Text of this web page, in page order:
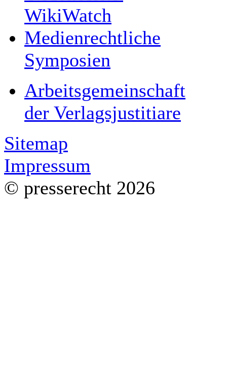
WikiWatch
Medienrechtliche
Symposien
Arbeitsgemeinschaft
der Verlagsjustitiare
Sitemap
Impressum
© presserecht 2026